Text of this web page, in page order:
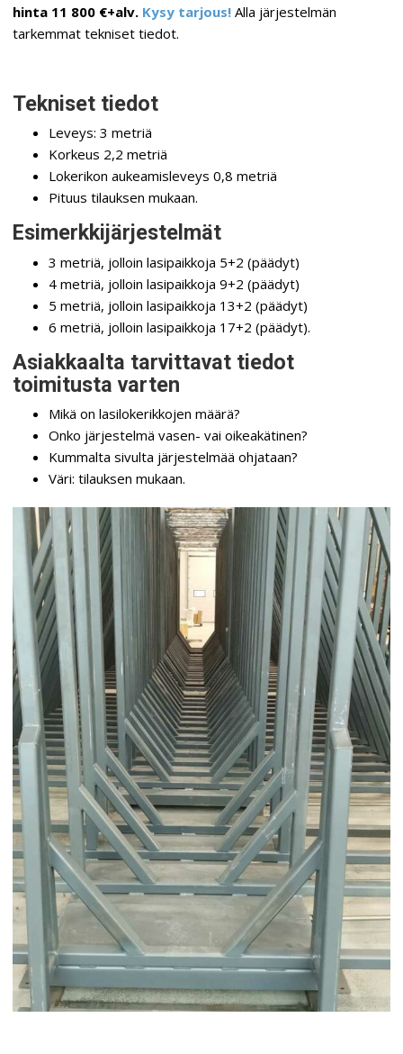
hinta 11 800 €+alv. Kysy tarjous! Alla järjestelmän
tarkemmat tekniset tiedot.
Tekniset tiedot
Leveys: 3 metriä
Korkeus 2,2 metriä
Lokerikon aukeamisleveys 0,8 metriä
Pituus tilauksen mukaan.
Esimerkkijärjestelmät
3 metriä, jolloin lasipaikkoja 5+2 (päädyt)
4 metriä, jolloin lasipaikkoja 9+2 (päädyt)
5 metriä, jolloin lasipaikkoja 13+2 (päädyt)
6 metriä, jolloin lasipaikkoja 17+2 (päädyt).
Asiakkaalta tarvittavat tiedot
toimitusta varten
Mikä on lasilokerikkojen määrä?
Onko järjestelmä vasen- vai oikeakätinen?
Kummalta sivulta järjestelmää ohjataan?
Väri: tilauksen mukaan.